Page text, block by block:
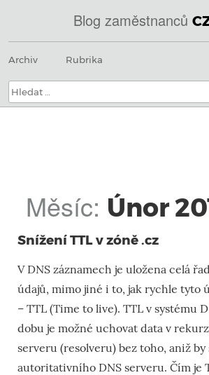
Blog zaměstnanců
@
IN
SOA
nic.cz.
Menu
na
Archiv Rubrika
Hledat:
Měsíc: Únor
Snížení TTL v zóně .cz
V DNS záznamech je uložena celá
údajů, mimo jiné i to, jak rychle tyto
– TTL (Time to live). TTL v systému
dobu je možné uchovat data v
serveru (resolveru) bez toho, aniž by
autoritativního DNS serveru. Čím je